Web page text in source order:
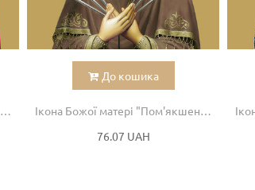
Ікона Божої матері "Пом'якшення злих сердець"
До кошика
Ікона Божої матері "Пом'якшення злих сердець"
76.07 UAH